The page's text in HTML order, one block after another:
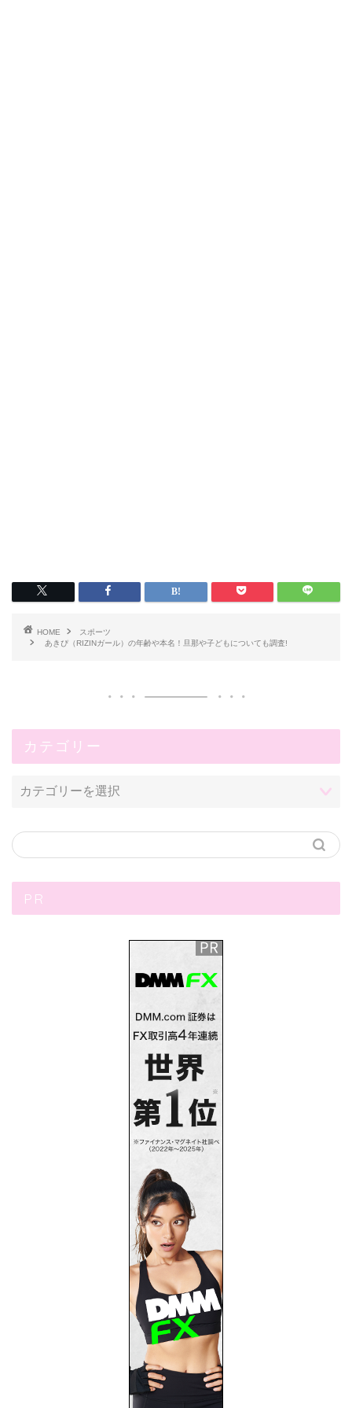
HOME
スポーツ
あきぴ（RIZINガール）の年齢や本名！旦那や子どもについても調査!
カテゴリー
PR
プライバシーポリシー
お問い合わせ
サイトマップ